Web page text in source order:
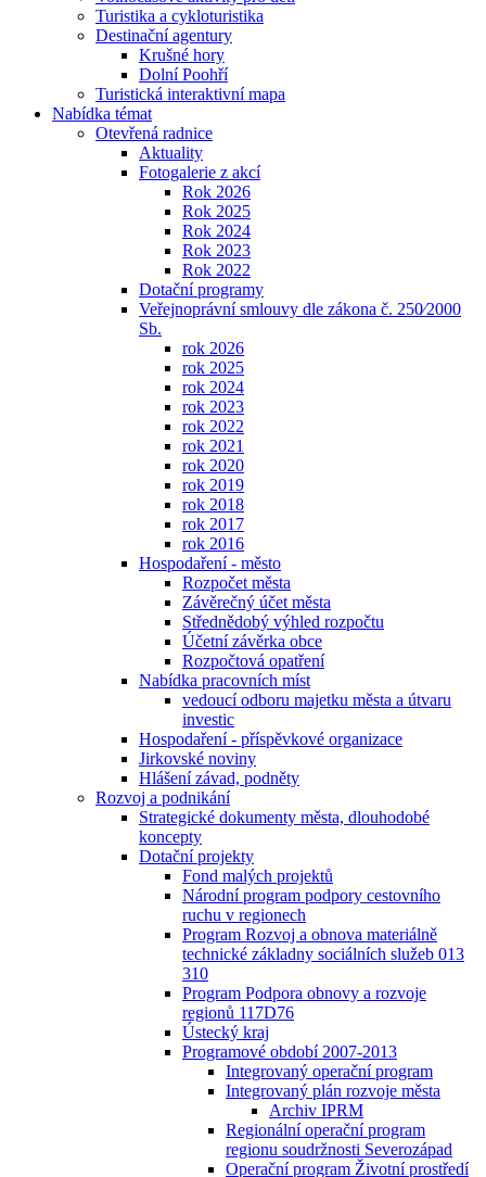
Turistika a cykloturistika
Destinační agentury
Krušné hory
Dolní Poohří
Turistická interaktivní mapa
Nabídka témat
Otevřená radnice
Aktuality
Fotogalerie z akcí
Rok 2026
Rok 2025
Rok 2024
Rok 2023
Rok 2022
Dotační programy
Veřejnoprávní smlouvy dle zákona č. 250⁄2000
Sb.
rok 2026
rok 2025
rok 2024
rok 2023
rok 2022
rok 2021
rok 2020
rok 2019
rok 2018
rok 2017
rok 2016
Hospodaření - město
Rozpočet města
Závěrečný účet města
Střednědobý výhled rozpočtu
Účetní závěrka obce
Rozpočtová opatření
Nabídka pracovních míst
vedoucí odboru majetku města a útvaru
investic
Hospodaření - příspěvkové organizace
Jirkovské noviny
Hlášení závad, podněty
Rozvoj a podnikání
Strategické dokumenty města, dlouhodobé
koncepty
Dotační projekty
Fond malých projektů
Národní program podpory cestovního
ruchu v regionech
Program Rozvoj a obnova materiálně
technické základny sociálních služeb 013
310
Program Podpora obnovy a rozvoje
regionů 117D76
Ústecký kraj
Programové období 2007-2013
Integrovaný operační program
Integrovaný plán rozvoje města
Archiv IPRM
Regionální operační program
regionu soudržnosti Severozápad
Operační program Životní prostředí